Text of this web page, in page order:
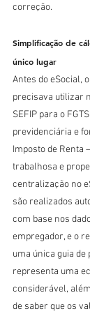
correção.
Simplificação de
único lugar
Antes do eSocial,
precisava utilizar
SEFIP para o
previdenciária e
Imposto de Renta
trabalhosa e
centralização no
são realizados
com base nos
empregador, e o
uma única guia de
representa uma
considerável,
de saber que os